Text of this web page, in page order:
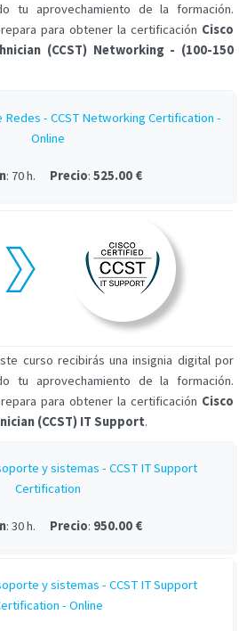
tu aprovechamiento de la formación.
para obtener la certificación Cisco
(CCST) Networking - (100-150
- CCST Networking Certification -
Online
: 70 h. Precio:525.00 €
curso recibirás una insignia digital por
tu aprovechamiento de la formación.
para obtener la certificación Cisco
(CCST) IT Support.
y sistemas - CCST IT Support
Certification
: 30 h. Precio: 950.00 €
y sistemas - CCST IT Support
- Online